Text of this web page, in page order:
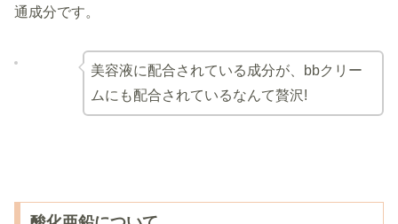
通成分です。
美容液に配合されている成分が、bbクリー
ムにも配合されているなんて贅沢!